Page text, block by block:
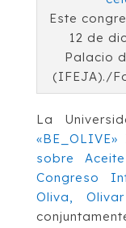
Este
12 de
Palacio
(IFEJA)./
La
sobre
Congreso
Oliva,